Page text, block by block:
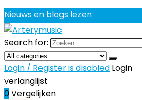
Nieuws en blogs lezen
Search for:
Login / Register is disabled Login
verlanglijst
0Vergelijken